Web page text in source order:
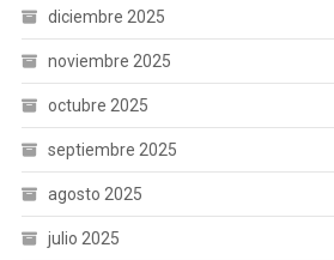
diciembre 2025
noviembre 2025
octubre 2025
septiembre 2025
agosto 2025
julio 2025